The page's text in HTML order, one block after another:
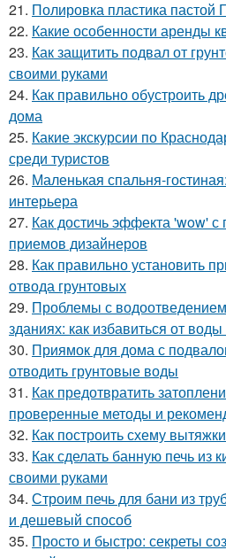
21. Полировка пластика
22. Какие особенности аренды
23. Как защитить подвал от
своими руками
24. Как правильно обустроить
дома
25. Какие экскурсии по
среди туристов
26. Маленькая спальня-
интерьера
27. Как достичь эффекта 'wow'
приемов дизайнеров
28. Как правильно установить
отвода грунтовых
29. Проблемы с
зданиях: как избавиться от
30. Приямок для дома с
отводить грунтовые воды
31. Как предотвратить
проверенные методы и
32. Как построить схему
33. Как сделать банную печь из
своими руками
34. Строим печь для бани из
и дешевый способ
35. Просто и быстро: секреты